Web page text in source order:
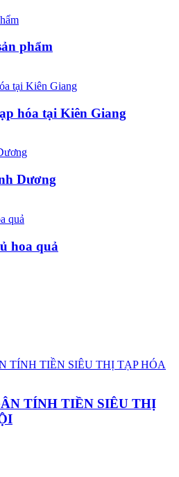
phẩm
hóa tại Kiên Giang
Dương
hoa quả
TÍNH TIỀN SIÊU THỊ